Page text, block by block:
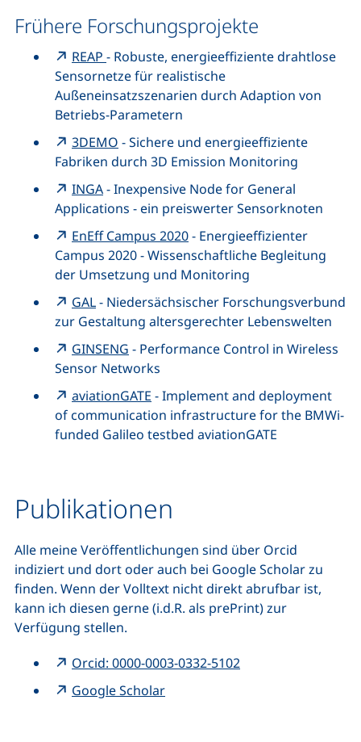
Frühere Forschungsprojekte
REAP - Robuste, energieeffiziente drahtlose
Sensornetze für realistische
Außeneinsatzszenarien durch Adaption von
Betriebs-Parametern
3DEMO - Sichere und energieeffiziente
Fabriken durch 3D Emission Monitoring
INGA- Inexpensive Node for General
Applications - ein preiswerter Sensorknoten
EnEff Campus 2020- Energieeffizienter
Campus 2020 - Wissenschaftliche Begleitung
der Umsetzung und Monitoring
GAL- Niedersächsischer Forschungsverbund
zur Gestaltung altersgerechter Lebenswelten
GINSENG - Performance Control in Wireless
Sensor Networks
aviationGATE - Implement and deployment
of communication infrastructure for the BMWi-
funded Galileo testbed aviationGATE
Publikationen
Alle meine Veröffentlichungen sind über Orcid
indiziert und dort oder auch bei Google Scholar zu
finden. Wenn der Volltext nicht direkt abrufbar ist,
kann ich diesen gerne (i.d.R. als prePrint) zur
Verfügung stellen.
Orcid: 0000-0003-0332-5102
Google Scholar